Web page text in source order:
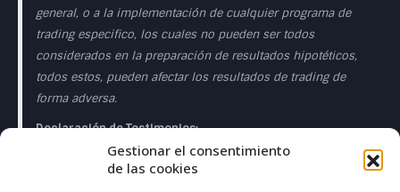
Gestionar el consentimiento
de las cookies
general, o a la implementación de cualquier programa de
trading especifico, los cuales no pueden ser todos
considerados en la preparación de resultados hipotéticos,
todos estos, pueden afectar los resultados de trading de
forma adversa.
Declaración de Testimonios:
Los testimonios que aparecen en esta página web pueden